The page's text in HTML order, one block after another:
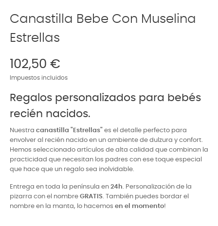
Canastilla Bebe Con Muselina
Estrellas
102,50 €
Impuestos incluidos
Regalos personalizados para bebés
recién nacidos.
Nuestra canastilla "Estrellas" es el detalle perfecto para
envolver al recién nacido en un ambiente de dulzura y confort.
Hemos seleccionado artículos de alta calidad que combinan la
practicidad que necesitan los padres con ese toque especial
que hace que un regalo sea inolvidable.
Entrega en toda la península en 24h. Personalización de la
pizarra con el nombre GRATIS. También puedes bordar el
nombre en la manta, lo hacemos en el momento!